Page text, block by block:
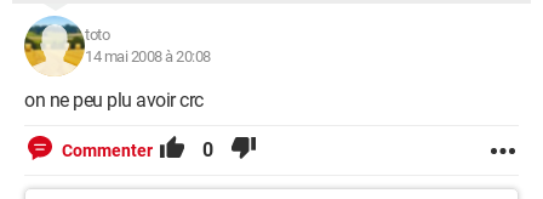
toto
14 mai 2008 à 20:08
on ne peu plu avoir crc
Commenter 0